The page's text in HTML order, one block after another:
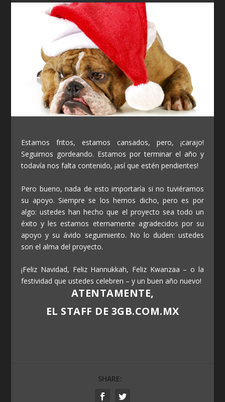
Estamos fritos, estamos cansados, pero, ¡carajo!
Seguimos gordeando. Estamos por terminar el año y
todavía nos falta contenido, ¡así que estén pendientes!
Pero bueno, nada de esto importaría si no tuviéramos
su apoyo. Siempre se los hemos dicho, pero es por
algo: ustedes han hecho que el proyecto sea todo un
éxito y les estamos eternamente agradecidos por su
apoyo y su ávido seguimiento. No lo duden: ustedes
son el alma del proyecto.
¡Feliz Navidad, Feliz Hannukkah, Feliz Kwanzaa – o la
festividad que ustedes celebren – y un buen año nuevo!
ATENTAMENTE,
EL STAFF DE 3GB.COM.MX
SHARE: